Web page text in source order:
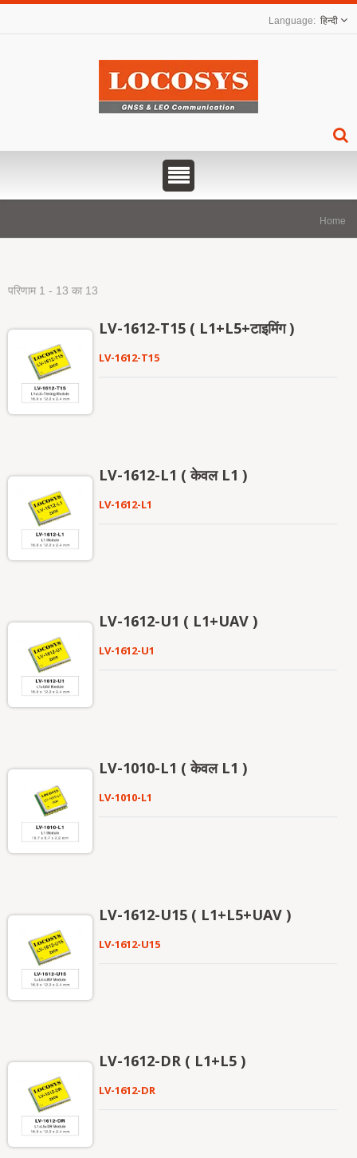
हिन्दी
Home
परिणाम 1 - 13 का 13
LV-1612-T15 ( L1+L5+टाइमिंग )
LV-1612-T15
LV-1612-L1 ( केवल L1 )
LV-1612-L1
LV-1612-U1 ( L1+UAV )
LV-1612-U1
LV-1010-L1 ( केवल L1 )
LV-1010-L1
LV-1612-U15 ( L1+L5+UAV )
LV-1612-U15
LV-1612-DR ( L1+L5 )
LV-1612-DR